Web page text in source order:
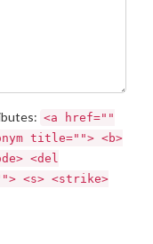
<a href=""
title=""> <b>
<del
<s> <strike>